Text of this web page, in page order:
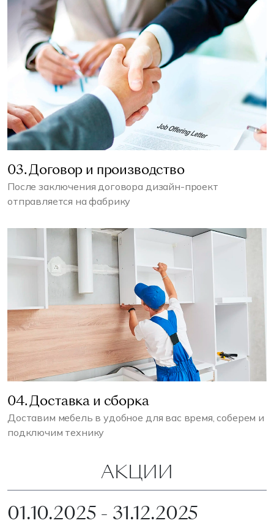
03. Договор и производство
После заключения договора дизайн-проект
отправляется на фабрику
04. Доставка и сборка
Доставим мебель в удобное для вас время, соберем и
подключим технику
АКЦИИ
01.10.2025 - 31.12.2025